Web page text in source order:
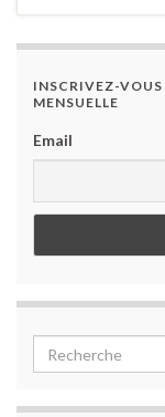
INSCRIVEZ-
MENSUELLE
Email